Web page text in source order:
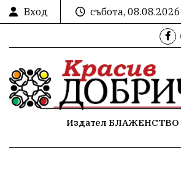
Вход
събота, 08.08.2026
Издател